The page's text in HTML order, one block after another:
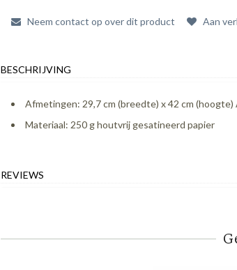
Neem contact op over dit product Aan
BESCHRIJVING
Afmetingen: 29,7 cm (breedte) x 42 cm (hoogte)
Materiaal: 250 g houtvrij gesatineerd papier
REVIEWS